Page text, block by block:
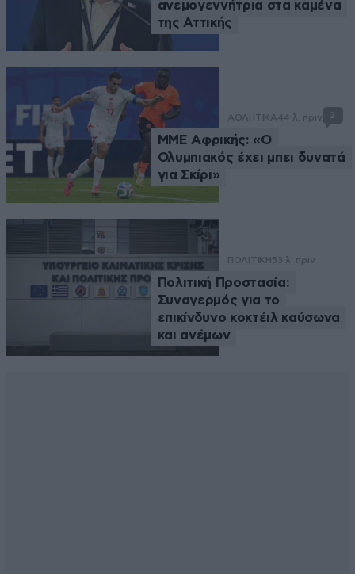
ανεμογεννήτρια στα καμένα
της Αττικής
ΑΘΛΗΤΙΚΑ44 λ. πριν 2
ΜΜΕ Αφρικής: «Ο
Ολυμπιακός έχει μπει δυνατά
για Σκίρι»
ΠΟΛΙΤΙΚΗ53 λ. πριν
Πολιτική Προστασία:
Συναγερμός για το
επικίνδυνο κοκτέιλ καύσωνα
και ανέμων